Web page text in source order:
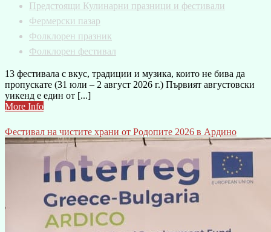
Предстоящи Кулинарни празници и фестивали
Фермерски пазар
Фолклорен празник
Фолклорен фестивал
13 фестивала с вкус, традиции и музика, които не бива да
пропускате (31 юли – 2 август 2026 г.) Първият августовски
уикенд е един от [...]
More Info
Фестивал на чистите храни от Родопите 2026 в Ардино